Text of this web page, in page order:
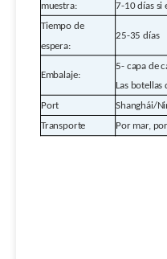
muestra:
7-10 días si
Tiempo de
espera:
25-35 días
Embalaje:
5- capa de
Las
Port Shanghái/
Transporte Por mar,